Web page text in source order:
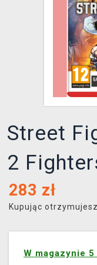
Street
2
283 zł
Kupując otrzymujesz
W magazynie